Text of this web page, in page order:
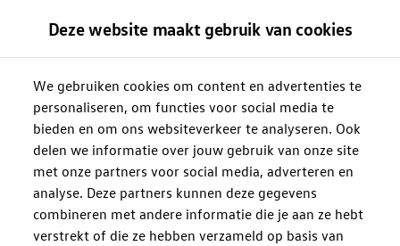
Deze website maakt gebruik van cookies
We gebruiken cookies om content en advertenties te
personaliseren, om functies voor social media te
bieden en om ons websiteverkeer te analyseren. Ook
delen we informatie over jouw gebruik van onze site
met onze partners voor social media, adverteren en
analyse. Deze partners kunnen deze gegevens
combineren met andere informatie die je aan ze hebt
verstrekt of die ze hebben verzameld op basis van